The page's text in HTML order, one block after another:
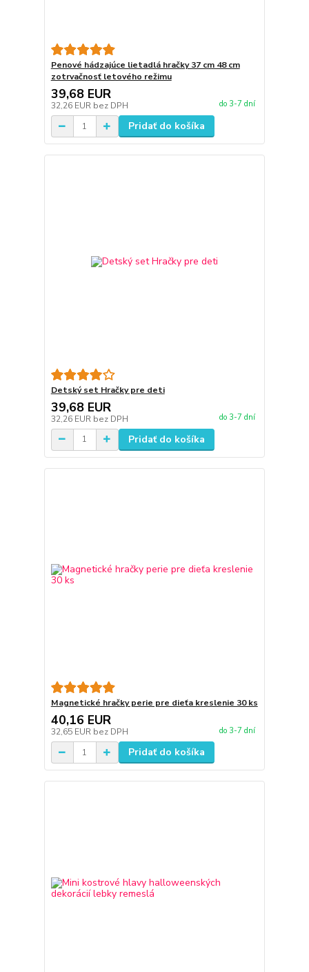
Penové hádzajúce lietadlá hračky 37 cm 48 cm
zotrvačnosť letového režimu
39,68 EUR
32,26 EUR bez DPH do 3-7 dní
Pridať do košíka
Detský set Hračky pre deti
39,68 EUR
32,26 EUR bez DPH do 3-7 dní
Pridať do košíka
Magnetické hračky perie pre dieťa kreslenie 30 ks
40,16 EUR
32,65 EUR bez DPH do 3-7 dní
Pridať do košíka